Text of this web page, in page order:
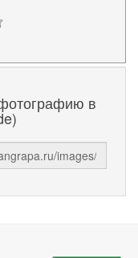
в